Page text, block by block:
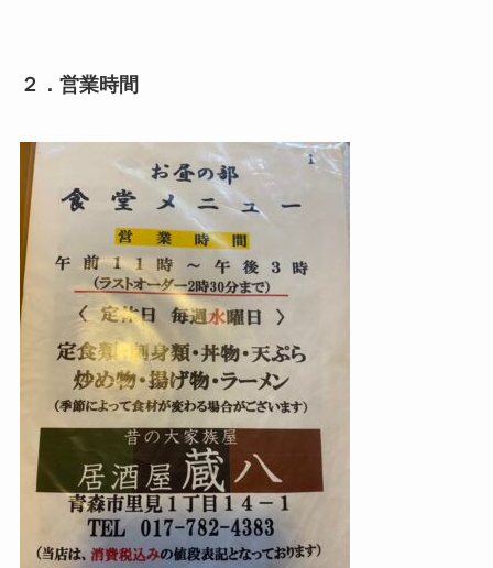
２．営業時間